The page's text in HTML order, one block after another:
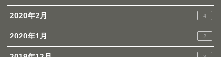
2020年2月 4
2020年1月 2